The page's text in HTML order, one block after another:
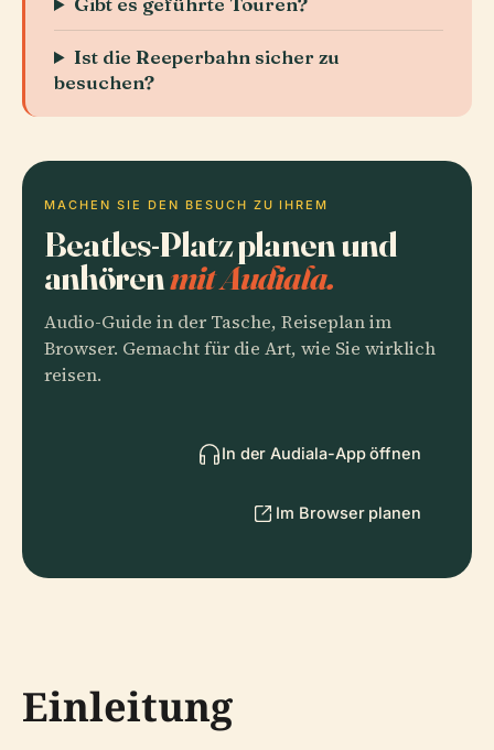
Ist die Reeperbahn sicher zu
besuchen?
MACHEN SIE DEN BESUCH ZU IHREM
Beatles-Platz planen und
anhörenmit Audiala.
Audio-Guide in der Tasche, Reiseplan im
Browser. Gemacht für die Art, wie Sie wirklich
reisen.
In der Audiala-App öffnen
Im Browser planen
Einleitung